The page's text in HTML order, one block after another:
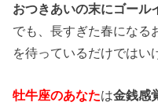
おつきあいの末にゴール
でも、長すぎた春になる
を待っているだけではい
牡牛座のあなたは金銭感